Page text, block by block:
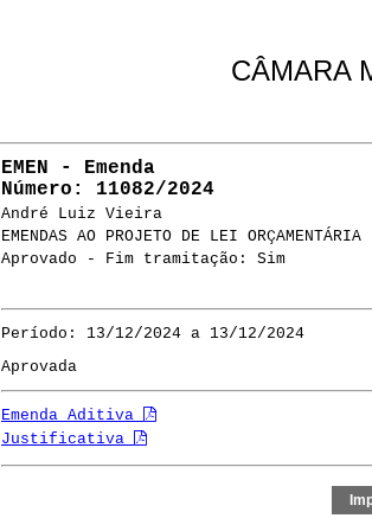
CÂMARA
EMEN - Emenda
Número : 11082/2024
André Luiz Vieira
EMENDAS AO PROJETO DE LEI
Aprovado - Fim tramitação: Sim
Período: 13/12/2024 a 13/12/2024
Aprovada
Emenda Aditiva
Justificativa